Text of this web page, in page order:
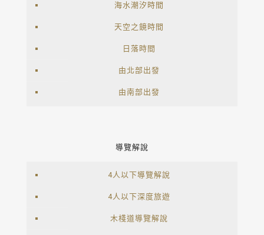
海水潮汐時間
天空之鏡時間
日落時間
由北部出發
由南部出發
導覽解說
4人以下導覽解說
4人以下深度旅遊
木棧道導覽解說